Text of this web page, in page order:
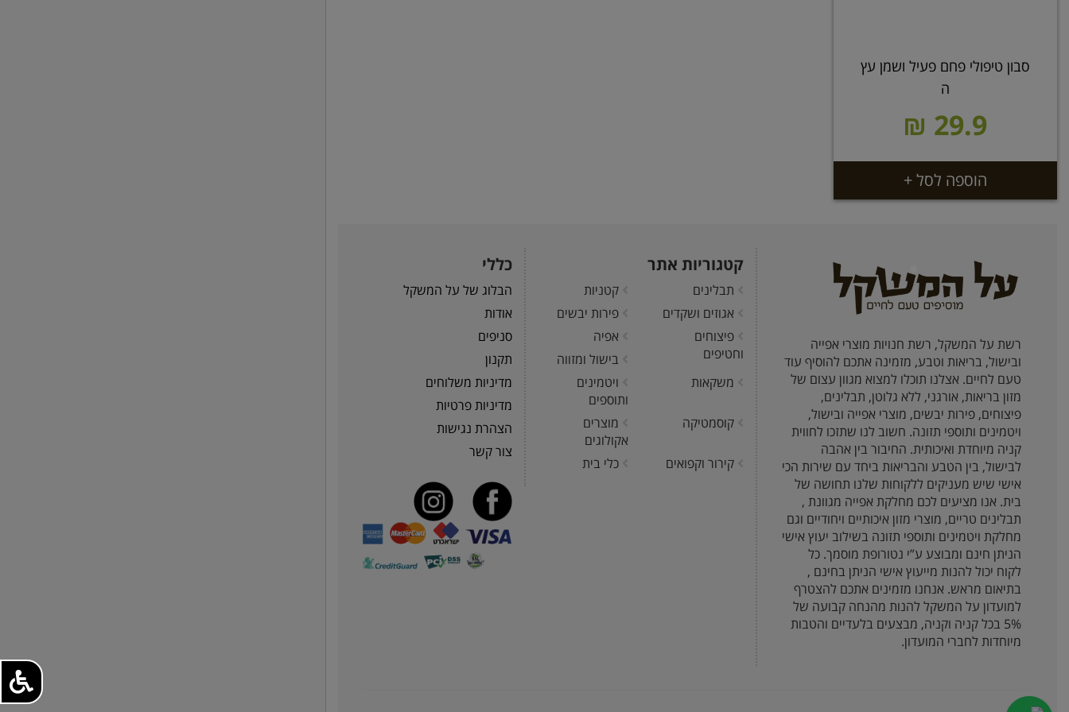
סבון טיפולי פחם פעיל ושמן עץ
ה
29.9 ₪
הוספה לסל +
רשת על המשקל, רשת חנויות מוצרי אפייה
ובישול, בריאות וטבע, מזמינה אתכם להוסיף עוד
טעם לחיים. אצלנו תוכלו למצוא מגוון עצום של
מזון בריאות, אורגני, ללא גלוטן, תבלינים,
פיצוחים, פירות יבשים, מוצרי אפייה ובישול,
ויטמינים ותוספי תזונה. חשוב לנו שתזכו לחווית
קניה מיוחדת ואיכותית. החיבור בין אהבה
לבישול, בין הטבע והבריאות ביחד עם שירות הכי
אישי שיש מעניקים ללקוחות שלנו תחושה של
בית. אנו מציעים לכם מחלקת אפייה מגוונת ,
תבלינים טריים, מוצרי מזון איכותיים ויחודיים וגם
מחלקת ויטמינים ותוספי תזונה בשילוב יעוץ אישי
הניתן חינם ומבוצע ע”י נטורופת מוסמך. כל
לקוח יכול להנות מייעוץ אישי הניתן בחינם ,
בתיאום מראש. אנחנו מזמינים אתכם להצטרף
למועדון על המשקל להנות מהנחה קבועה של
5% בכל קניה וקניה, מבצעים בלעדיים והטבות
מיוחדות לחברי המועדון.
קטגוריות אתר
תבלינים
קטניות
אגוזים ושקדים
פירות יבשים
פיצוחים
וחטיפים
אפיה
בישול ומזווה
משקאות
ויטמינים
ותוספים
קוסמטיקה
מוצרים
אקולוגים
קירור וקפואים
כלי בית
כללי
הבלוג של על המשקל
אודות
סניפים
תקנון
מדיניות משלוחים
מדיניות פרטיות
הצהרת נגישות
צור קשר